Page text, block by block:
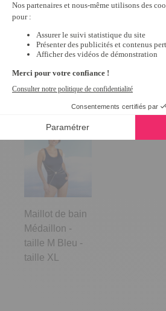
19,99 €
Derniers articles
Maillot de bain
Médaillon -
taille M Bleu -
taille XL